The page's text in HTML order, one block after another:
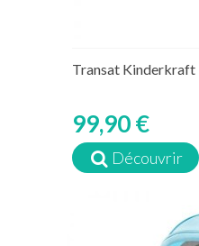
Transat Kinderkraft
99,90 €
Découvrir